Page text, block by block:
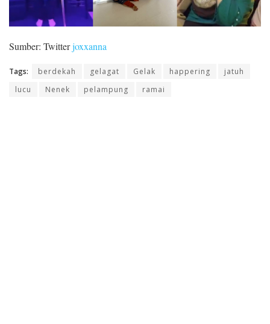
Sumber: Twitterjoxxanna
Tags: berdekah gelagat Gelak happering
jatuh
lucu
Nenek pelampung ramai